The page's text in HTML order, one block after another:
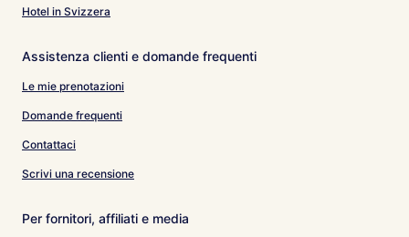
Hotel in Svizzera
Assistenza clienti e domande frequenti
Le mie prenotazioni
Domande frequenti
Contattaci
Scrivi una recensione
Per fornitori, affiliati e media